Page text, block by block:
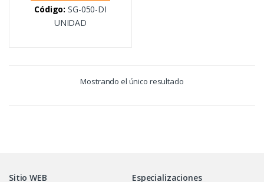
Código: SG-050-DI
UNIDAD
Mostrando el único resultado
Sitio WEB
Especializaciones